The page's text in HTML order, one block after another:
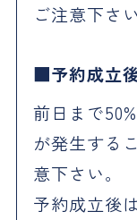
ご注意下さい
予約成立
前日まで
が発生する
意下さい。
予約成立後